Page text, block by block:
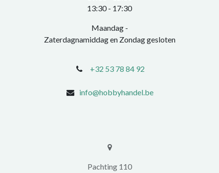
​13:30 - 17:30​
Maandag -
Zaterdagnamiddag en Zondag gesloten
+32 53 78 84 92
info@hobbyhandel.be
​​Pachting 110